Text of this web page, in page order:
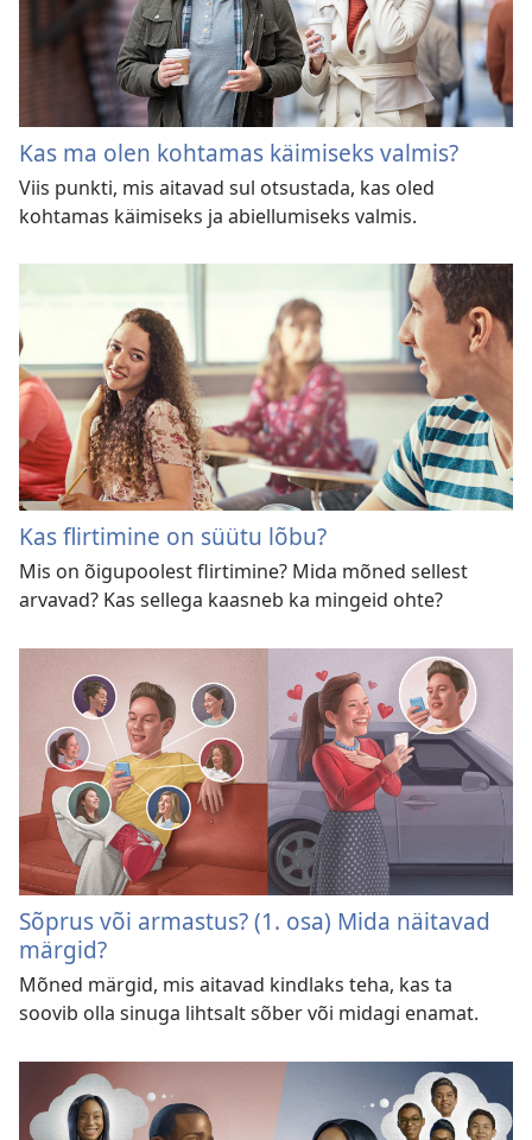
Kas ma olen kohtamas käimiseks valmis?
Viis punkti, mis aitavad sul otsustada, kas oled
kohtamas käimiseks ja abiellumiseks valmis.
Kas flirtimine on süütu lõbu?
Mis on õigupoolest flirtimine? Mida mõned sellest
arvavad? Kas sellega kaasneb ka mingeid ohte?
Sõprus või armastus? (1. osa) Mida näitavad
märgid?
Mõned märgid, mis aitavad kindlaks teha, kas ta
soovib olla sinuga lihtsalt sõber või midagi enamat.